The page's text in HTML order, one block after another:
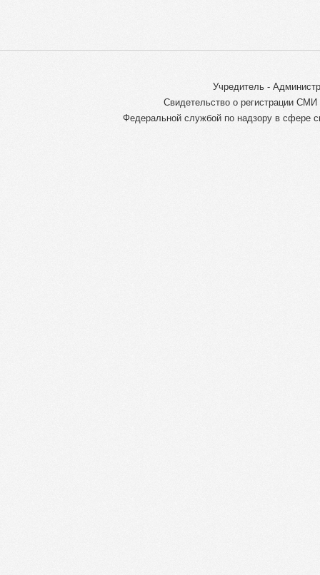
Учредитель -
Свидетельство о регистрации
Федеральной службой по надзору в сфере